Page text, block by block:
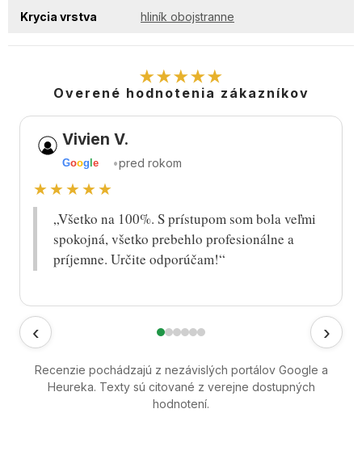
Krycia vrstva hliník obojstranne
★★★★★
Overené hodnotenia zákazníkov
‹
Vivien V.
Goog le •pred rokom
★★★★★
„Všetko na 100%. S prístupom som bola veľmi
spokojná, všetko prebehlo profesionálne a
príjemne. Určite odporúčam!“
›
Recenzie pochádzajú z nezávislých portálov Google a
Heureka. Texty sú citované z verejne dostupných
hodnotení.